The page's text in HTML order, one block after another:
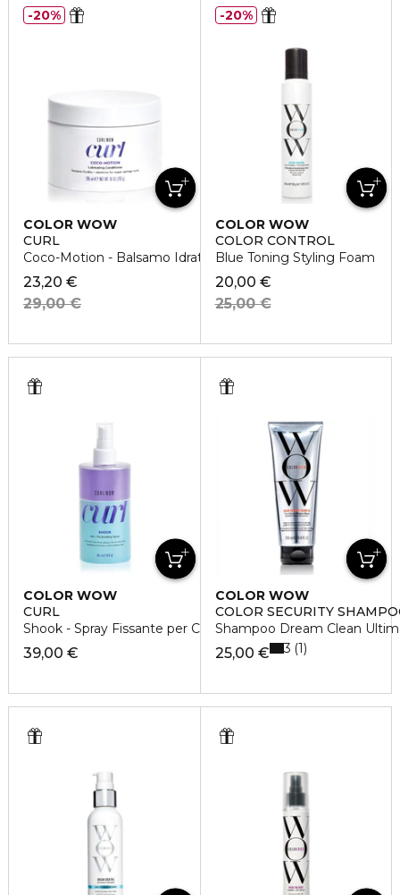
COLOR WOW
CURL
Coco-Motion - Balsamo Idratante per Capelli Ricci
23,20 €
29,00 €
20%
COLOR WOW
COLOR CONTROL
Blue Toning Styling Foam
20,00 €
25,00 €
20%
COLOR WOW
CURL
Shook - Spray Fissante per Capelli Ricci
39,00 €
COLOR WOW
COLOR SECURITY
Shampoo Dream Clean
25,00 € 3 1